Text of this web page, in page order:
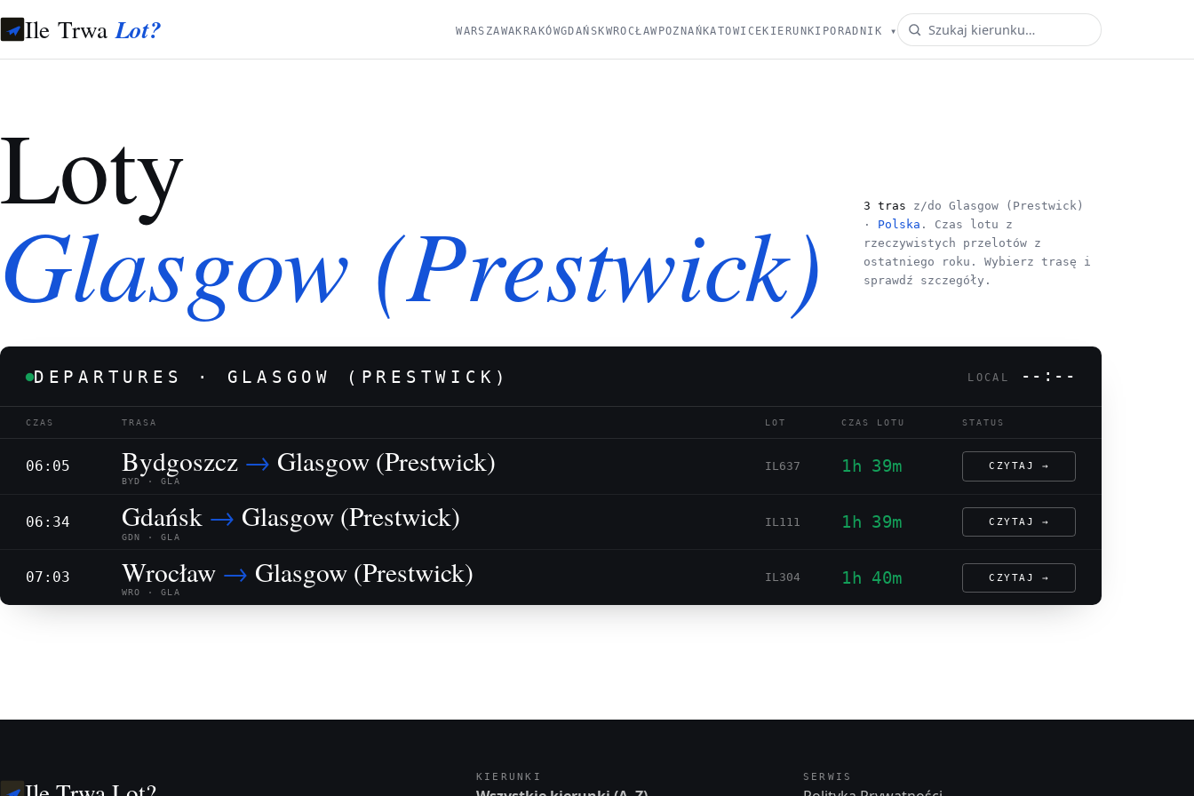
Ile TrwaLot? WARSZAWAKRAKÓWGDAŃSKWROCŁAW POZNAŃKATOWICEKIERUNKI PORADNIK ▾
Loty
Glasgow (Prestwick) 3 tras z/do Glasgow (Prestwick)
· Polska . Czas lotu z
rzeczywistych przelotów z
ostatniego roku. Wybierz trasę i
sprawdź szczegóły.
DEPARTURES · GLASGOW (PRESTWICK) LOCAL --:--
CZAS TRASA LOT CZAS LOTU STATUS
06:05 Bydgoszcz → Glasgow (Prestwick)
BYD · GLA
IL637 1h 39m CZYTAJ →
06:34 Gdańsk → Glasgow (Prestwick)
GDN · GLA
IL111 1h 39m CZYTAJ →
07:03 Wrocław → Glasgow (Prestwick)
WRO · GLA
IL304 1h 40m CZYTAJ →
KIERUNKI SERWIS